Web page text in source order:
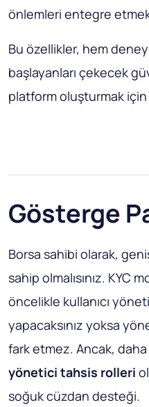
önlemleri entegre
Bu özellikler, hem
başlayanları çekecek
platform oluşturmak
Gösterge
Borsa sahibi olarak,
sahip olmalısınız. KYC
öncelikle kullanıcı
yapacaksınız yoksa
fark etmez. Ancak,
yönetici tahsis rolleri
soğuk cüzdan desteği.